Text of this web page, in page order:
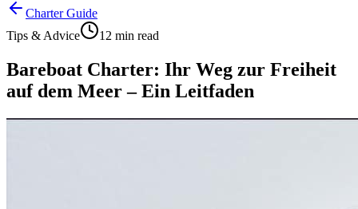
Charter Guide
Tips & Advice
12 min read
Bareboat Charter: Ihr Weg zur Freiheit
auf dem Meer – Ein Leitfaden